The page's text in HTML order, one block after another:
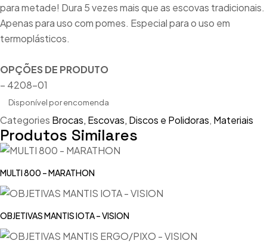
para metade! Dura 5 vezes mais que as escovas tradicionais.
Apenas para uso com pomes. Especial para o uso em
termoplásticos.
OPÇÕES DE PRODUTO
– 4208-01
Disponível por encomenda
Categories Brocas, Escovas, Discos e Polidoras, Materiais
Produtos Similares
MULTI 800 – MARATHON
OBJETIVAS MANTIS IOTA – VISION